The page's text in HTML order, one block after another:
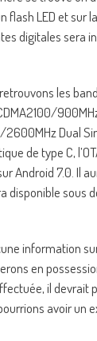
flash LED et sur
digitales sera
les
900MHz
Dual
de type C,
Android 7.0. Il
disponible sous
information
en
il devrait
avoir un